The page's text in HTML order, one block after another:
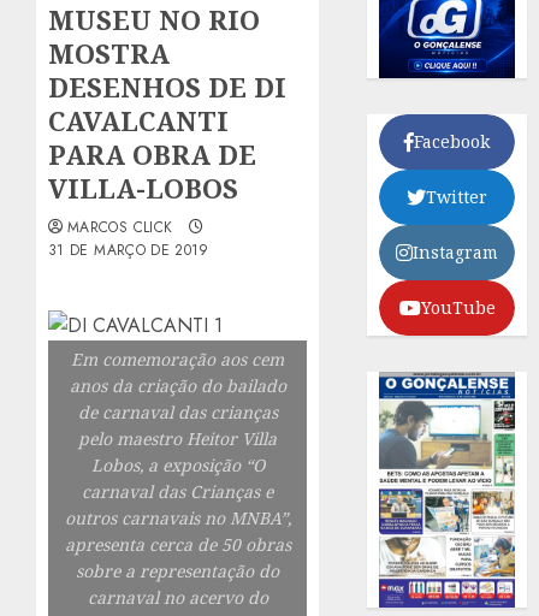
MUSEU NO RIO
MOSTRA
DESENHOS DE DI
CAVALCANTI
PARA OBRA DE
VILLA-LOBOS
MARCOS CLICK
31 DE MARÇO DE 2019
Em comemoração aos cem
anos da criação do bailado
de carnaval das crianças
pelo maestro Heitor Villa
Lobos, a exposição “O
carnaval das Crianças e
outros carnavais no MNBA”,
apresenta cerca de 50 obras
sobre a representação do
carnaval no acervo do
Facebook
Twitter
Instagram
YouTube